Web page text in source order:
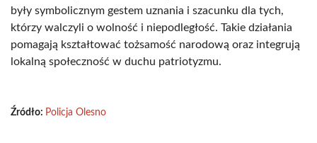
były symbolicznym gestem uznania i szacunku dla tych,
którzy walczyli o wolność i niepodległość. Takie działania
pomagają kształtować tożsamość narodową oraz integrują
lokalną społeczność w duchu patriotyzmu.
Źródło: Policja Olesno